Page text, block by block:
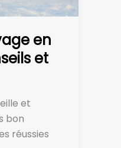
en
et
et
bon
réussies